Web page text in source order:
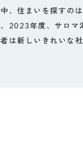
、住まいを探すのは
2023年度、サロ
は新しいきれいな